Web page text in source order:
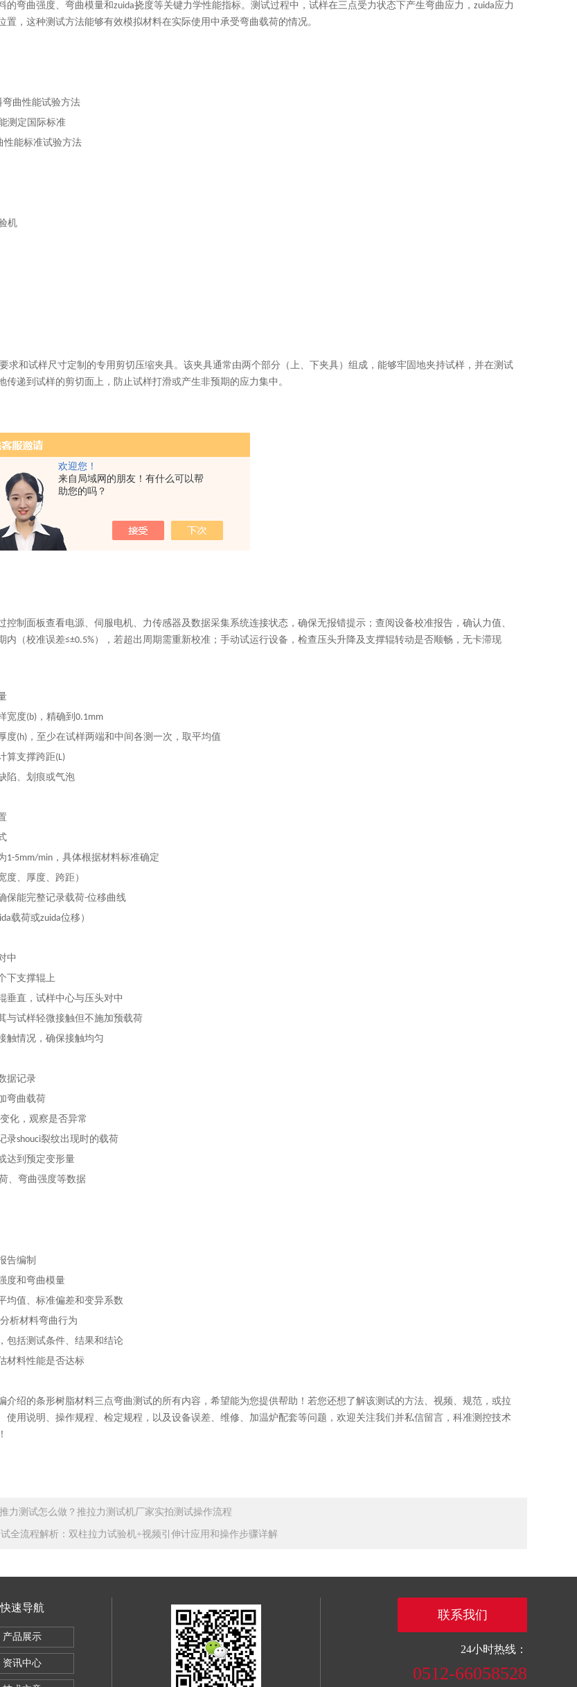
欢迎您！
来自局域网的朋友！有什么可以帮
助您的吗？
的弯曲强度、弯曲模量和zuida挠度等关键力学性能指标。测试过程中，试样在三点受力状态下产生弯曲应力，zuida应力
置，这种测试方法能够有效模拟材料在实际使用中承受弯曲载荷的情况。
弯曲性能试验方法
测定国际标准
性能标准试验方法
机
要求和试样尺寸定制的专用剪切压缩夹具。该夹具通常由两个部分（上、下夹具）组成，能够牢固地夹持试样，并在测试
传递到试样的剪切面上，防止试样打滑或产生非预期的应力集中。
材
料三点弯曲测试
控制面板查看电源、伺服电机、力传感器及数据采集系统连接状态，确保无报错提示；查阅设备校准报告，确认力值、
内（校准误差≤±0.5%），若超出周期需重新校准；手动试运行设备，检查压头升降及支撑辊转动是否顺畅，无卡滞现
宽度(b)，精确到0.1mm
度(h)，至少在试样两端和中间各测一次，取平均值
算支撑跨距(L)
陷、划痕或气泡
1-5mm/min，具体根据材料标准确定
度、厚度、跨距）
保能完整记录载荷-位移曲线
载荷或zuida位移）
中
下支撑辊上
垂直，试样中心与压头对中
与试样轻微接触但不施加预载荷
触情况，确保接触均匀
据记录
弯曲载荷
化，观察是否异常
录shouci裂纹出现时的载荷
达到预定变形量
、弯曲强度等数据
告编制
度和弯曲模量
均值、标准偏差和变异系数
析材料弯曲行为
包括测试条件、结果和结论
材料性能是否达标
介绍的条形树脂材料三点弯曲测试的所有内容 ，希望能为您提供帮助！若您还想了解该测试的方法、视频、规范，或拉
使用说明、操作规程、检定规程，以及设备误差、维修、加温炉配套等问题，欢迎关注我们并私信留言，科准测控技术
！
力测试怎么做？推拉力测试机厂家实拍测试操作流程
全流程解析：双柱拉力试验机+视频引伸计应用和操作步骤详解
5KG
快速导航
产品展示
资讯中心
联系我们
24小时热线：
0512-66058528